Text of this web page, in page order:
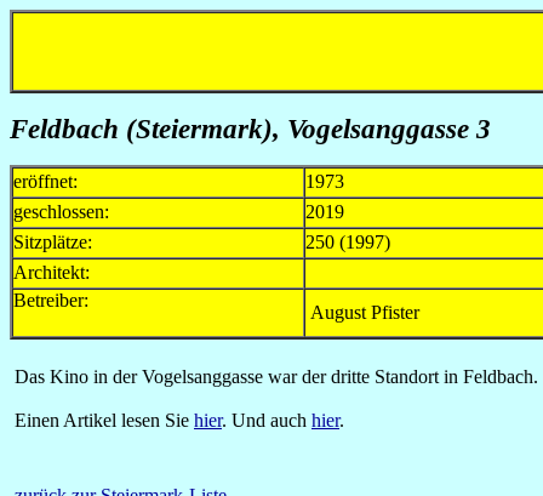
Feldbach (Steiermark), Vogelsanggasse 3
eröffnet:
1973
geschlossen:
2019
Sitzplätze:
250 (1997)
Architekt:
Betreiber:
August Pfister
Das Kino in der Vogelsanggasse war der dritte Standort in
Einen Artikel lesen Sie hier. Und auch hier.